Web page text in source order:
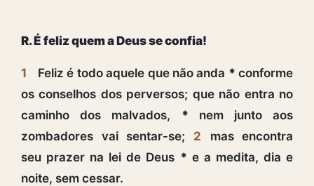
R. É feliz quem a Deus se confia!
1 Feliz é todo aquele que não anda * conforme
os conselhos dos perversos; que não entra no
caminho dos malvados,
* nem junto aos
zombadores vai sentar-se; 2
mas encontra
seu prazer na lei de Deus * e a medita, dia e
noite, sem cessar.